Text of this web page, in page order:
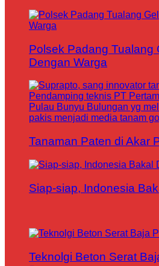
Polsek Padang Tualang
Dengan Warga
Tanaman Paten di Akar
Siap-siap, Indonesia
Teknolgi Beton Serat